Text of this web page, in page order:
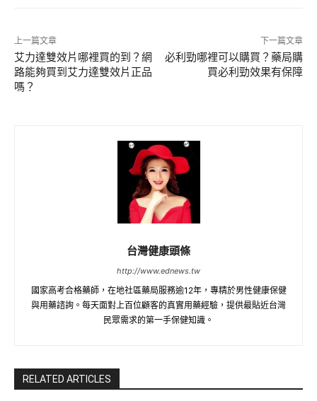
上一篇文章
艾力達雙效片哪裡買的到？網
路能夠買到艾力達雙效片正品
嗎？
下一篇文章
必利勁哪裡可以購買？藥局購
買必利勁效果有保障
台灣健康頭條
http://www.ednews.tw
國家高考合格藥師，在地社區藥局服務逾12年，專精於男性健康保健
與用藥諮詢。每天面對上百位顧客的真實用藥經驗，提供最貼近台灣
民眾需求的第一手保健知識。
RELATED ARTICLES